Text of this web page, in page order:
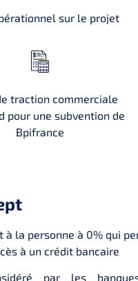
sur le projet
traction commerciale
pour une subvention de
Bpifrance
à la personne à 0% qui
à un crédit bancaire
par les